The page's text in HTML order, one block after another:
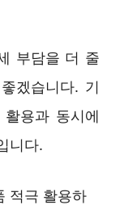
부담을 더 줄
겠습니다. 기
용과 동시에
니다.
적극 활용하